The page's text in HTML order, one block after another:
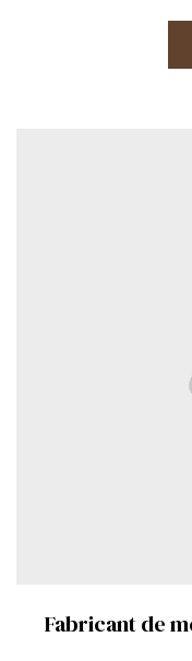
Fabricant de